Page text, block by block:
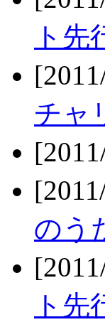
ト先
チャ
のう
ト先